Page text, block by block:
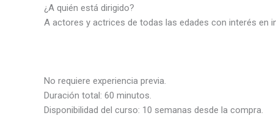
¿A quién está dirigido?
A actores y actrices de todas las edades con interés en
No requiere experiencia previa.
Duración total: 60 minutos.
Disponibilidad del curso: 10 semanas desde la compra.